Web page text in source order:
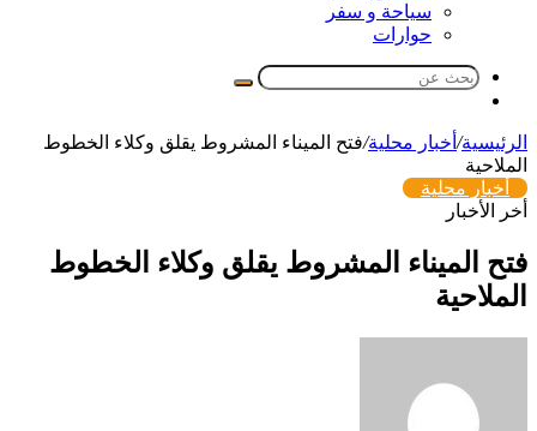
سياحة و سفر
حوارات
بحث
الرئيسية/ أخبار محلية/فتح الميناء المشروط يقلق وكلاء الخطوط
الملاحية
أخبار محلية
أخر الأخبار
فتح الميناء المشروط يقلق وكلاء الخطوط
الملاحية